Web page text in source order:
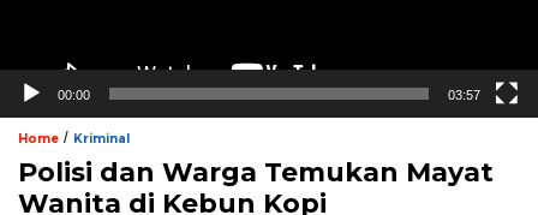
00:00 03:57
Home / Kriminal
Polisi dan Warga Temukan Mayat
Wanita di Kebun Kopi